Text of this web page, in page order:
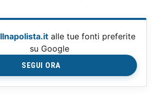
Ilnapolista.it alle tue fonti preferite
su Google
SEGUI ORA